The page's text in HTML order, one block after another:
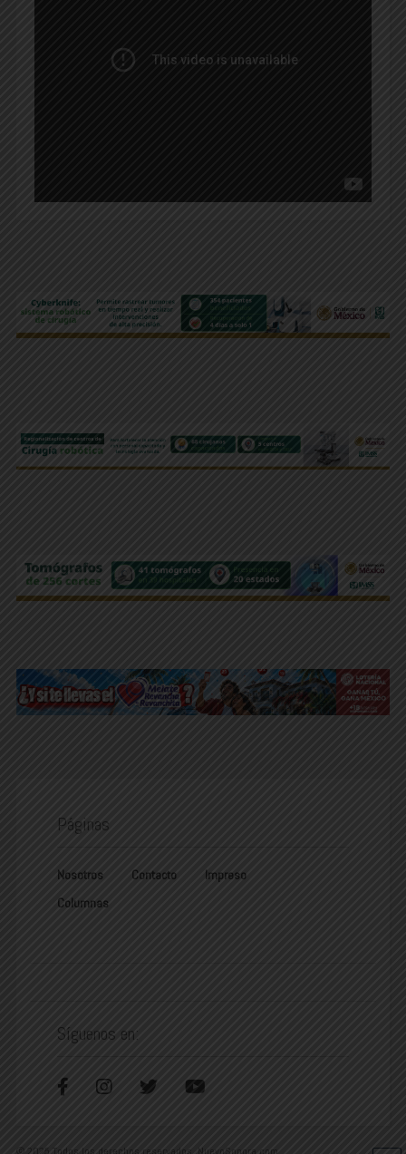
Páginas
Nosotros Contacto
Impreso
Columnas
Síguenos en:
© 2025 Todos los derechos reservados. NuevoSonora.com